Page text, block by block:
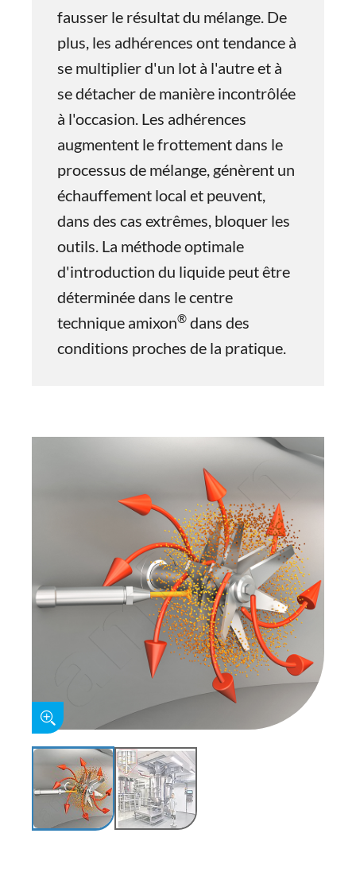
fausser le résultat du mélange. De
plus, les adhérences ont tendance à
se multiplier d'un lot à l'autre et à
se détacher de manière incontrôlée
à l'occasion. Les adhérences
augmentent le frottement dans le
processus de mélange, génèrent un
échauffement local et peuvent,
dans des cas extrêmes, bloquer les
outils. La méthode optimale
d'introduction du liquide peut être
déterminée dans le centre
technique amixon® dans des
conditions proches de la pratique.